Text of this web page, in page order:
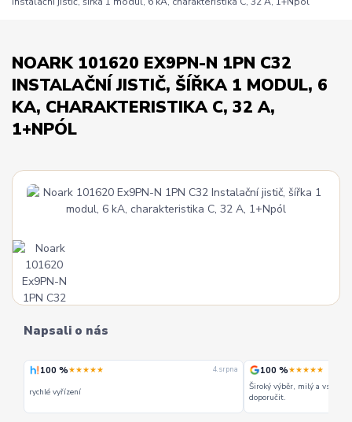
NOARK 101620 EX9PN-N 1PN C32
INSTALAČNÍ JISTIČ, ŠÍŘKA 1 MODUL, 6
KA, CHARAKTERISTIKA C, 32 A,
1+NPÓL
Napsali o nás
100 %★★★★★ 4. srpna
rychlé vyřízení
100 %★★★★★
Široký výběr, milý a
doporučit.